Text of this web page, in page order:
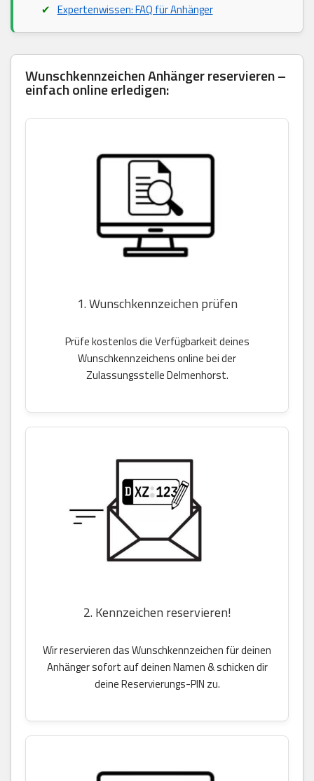
Expertenwissen: FAQ für Anhänger
Wunschkennzeichen Anhänger reservieren –
einfach online erledigen:
1. Wunschkennzeichen prüfen
Prüfe kostenlos die Verfügbarkeit deines
Wunschkennzeichens online bei der
Zulassungsstelle Delmenhorst.
2. Kennzeichen reservieren!
Wir reservieren das Wunschkennzeichen für deinen
Anhänger sofort auf deinen Namen & schicken dir
deine Reservierungs-PIN zu.